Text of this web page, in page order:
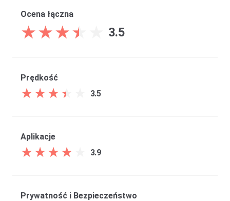
Ocena łączna
★★★★
★★★★ 3.5
Prędkość
★ ★ ★ ★
★ ★ ★ ★ 3.5
Aplikacje
★ ★ ★ ★
★ ★ ★ ★ 3.9
Prywatność i Bezpieczeństwo